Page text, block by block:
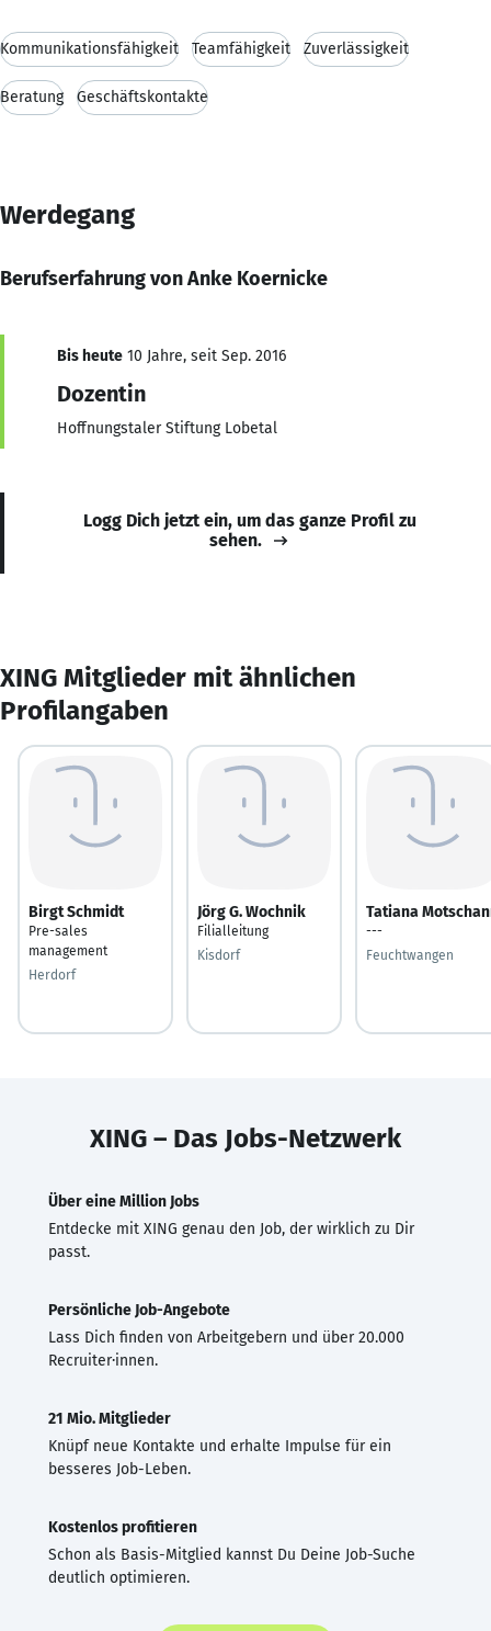
Kommunikationsfähigkeit Teamfähigkeit Zuverlässigkeit
Beratung Geschäftskontakte
Werdegang
Berufserfahrung von Anke Koernicke
Bis heute 10 Jahre, seit Sep. 2016
Dozentin
Hoffnungstaler Stiftung Lobetal
Logg Dich jetzt ein, um das ganze Profil zu
sehen.
XING Mitglieder mit ähnlichen
Profilangaben
Birgt Schmidt
Pre-sales
management
Herdorf
Jörg G. Wochnik
Filialleitung
Kisdorf
Tatiana
---
Feuchtwangen
XING – Das Jobs-Netzwerk
Über eine Million Jobs
Entdecke mit XING genau den Job, der wirklich zu Dir
passt.
Persönliche Job-Angebote
Lass Dich finden von Arbeitgebern und über 20.000
Recruiter·innen.
21 Mio. Mitglieder
Knüpf neue Kontakte und erhalte Impulse für ein
besseres Job-Leben.
Kostenlos profitieren
Schon als Basis-Mitglied kannst Du Deine Job-Suche
deutlich optimieren.